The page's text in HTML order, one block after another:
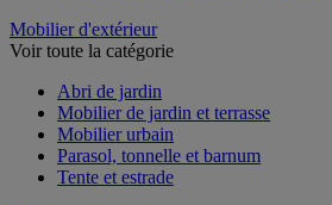
Mobilier d'extérieur
Voir toute la catégorie
Abri de jardin
Mobilier de jardin et terrasse
Mobilier urbain
Parasol, tonnelle et barnum
Tente et estrade